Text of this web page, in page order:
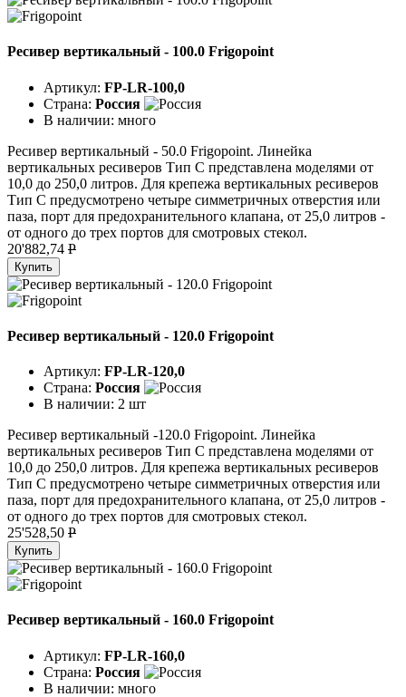
Ресивер вертикальный - 100.0 Frigopoint
Артикул: FP-LR-100,0
Страна: Россия
В наличии: много
Ресивер вертикальный - 50.0 Frigopoint. Линейка
вертикальных ресиверов Тип C представлена моделями от
10,0 до 250,0 литров. Для крепежа вертикальных ресиверов
Тип C предусмотрено четыре симметричных отверстия или
паза, порт для предохранительного клапана, от 25,0 литров -
от одного до трех портов для смотровых стекол.
20'882,74 P
Купить
Ресивер вертикальный - 120.0 Frigopoint
Артикул: FP-LR-120,0
Страна: Россия
В наличии: 2 шт
Ресивер вертикальный -120.0 Frigopoint. Линейка
вертикальных ресиверов Тип C представлена моделями от
10,0 до 250,0 литров. Для крепежа вертикальных ресиверов
Тип C предусмотрено четыре симметричных отверстия или
паза, порт для предохранительного клапана, от 25,0 литров -
от одного до трех портов для смотровых стекол.
25'528,50 P
Купить
Ресивер вертикальный - 160.0 Frigopoint
Артикул: FP-LR-160,0
Страна: Россия
В наличии: много